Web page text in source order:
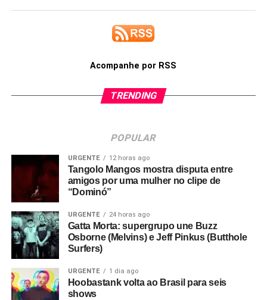
Acompanhe por RSS
TRENDING
POPULAR
URGENTE 12 horas ago
Tangolo Mangos mostra disputa entre
amigos por uma mulher no clipe de
“Dominó”
URGENTE 24 horas ago
Gatta Morta: supergrupo une Buzz
Osborne (Melvins) e Jeff Pinkus (Butthole
Surfers)
URGENTE 1 dia ago
Hoobastank volta ao Brasil para seis
shows